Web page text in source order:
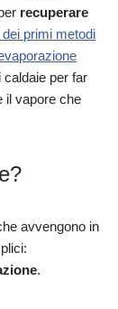
recuperare
primi metodi
caldaie per far
il vapore che
avvengono in
.